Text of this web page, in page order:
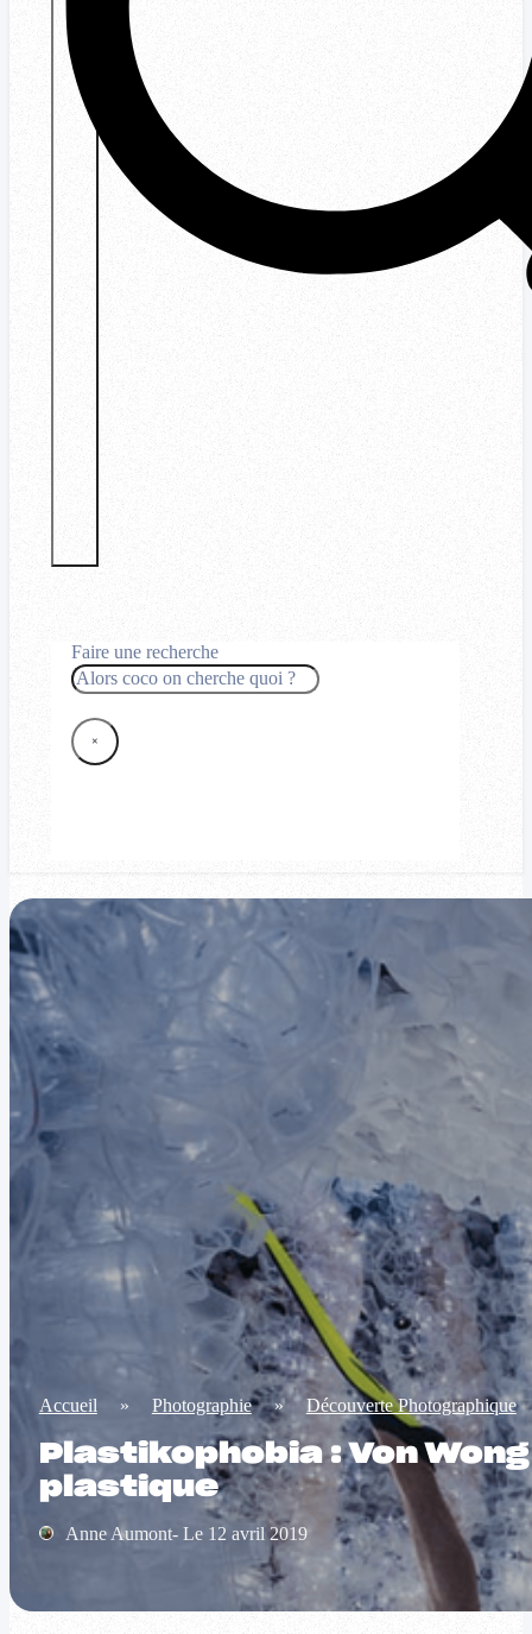
Faire une recherche
Rechercher
×
Accueil » Photographie » Découverte Photographique
Plastikophobia : Von
plastique
Anne Aumont- Le 12 avril 2019